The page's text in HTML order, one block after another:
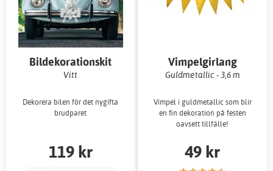
Bildekorationskit
Vitt
Dekorera bilen för det nygifta
brudparet
119 kr
Vimpelgirlang
Guldmetallic - 3,6 m
Vimpel i guldmetallic som blir
en fin dekoration på festen
oavsett tillfälle!
49 kr